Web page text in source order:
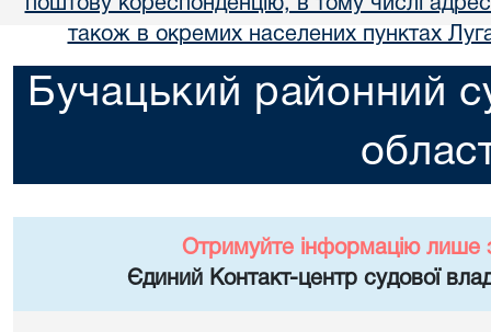
поштову кореспонденцію, в тому числі
також в окремих населених пунктах
Бучацький районний
Отримуйте інформацію лише
Єдиний Контакт-центр судової